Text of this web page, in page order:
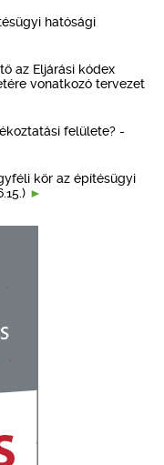
hatósági
az Eljárási kódex
vonatkozó tervezet
felülete? -
kör az építésügyi